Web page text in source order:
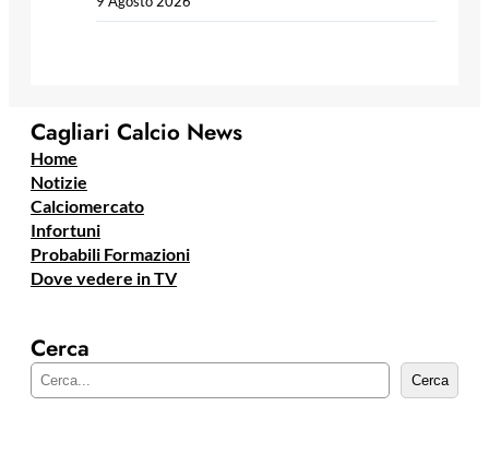
Cagliari Calcio News
Home
Notizie
Calciomercato
Infortuni
Probabili Formazioni
Dove vedere in TV
Cerca
e
Cerca